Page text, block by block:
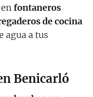
fontaneros
de cocina
agua a tus
Benicarló